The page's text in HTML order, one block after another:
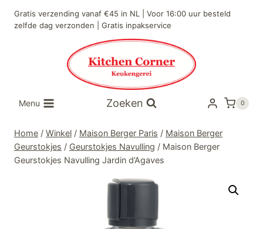
naar
Gratis verzending vanaf €45 in NL | Voor 16:00 uur besteld
zelfde dag verzonden | Gratis inpakservice
Menu Zoeken 0
Home / Winkel / Maison Berger Paris / Maison Berger
Geurstokjes / Geurstokjes Navulling / Maison Berger
Geurstokjes Navulling Jardin d’Agaves